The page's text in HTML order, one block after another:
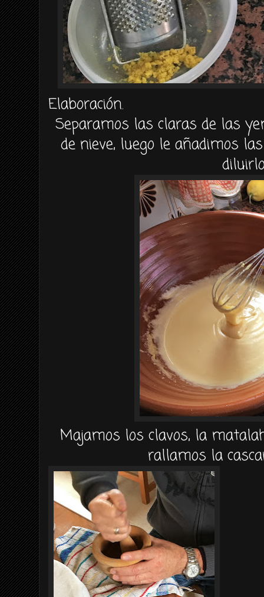
Elaboración.
Separamos las claras de las
de nieve, luego le añadimos
Majamos los clavos, la
rallamos la